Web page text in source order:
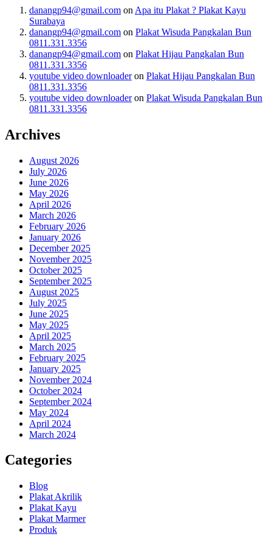
danangp94@gmail.com on Apa itu Plakat ? Plakat Kayu
Surabaya
danangp94@gmail.com on Plakat Wisuda Pangkalan Bun
0811.331.3356
danangp94@gmail.com on Plakat Hijau Pangkalan Bun
0811.331.3356
youtube video downloaderon Plakat Hijau Pangkalan Bun
0811.331.3356
youtube video downloaderon Plakat Wisuda Pangkalan Bun
0811.331.3356
Archives
August 2026
July 2026
June 2026
May 2026
April 2026
March 2026
February 2026
January 2026
December 2025
November 2025
October 2025
September 2025
August 2025
July 2025
June 2025
May 2025
April 2025
March 2025
February 2025
January 2025
November 2024
October 2024
September 2024
May 2024
April 2024
March 2024
Categories
Blog
Plakat Akrilik
Plakat Kayu
Plakat Marmer
Produk